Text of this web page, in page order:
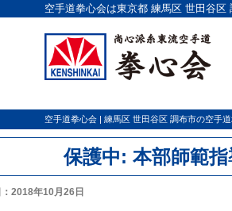
空手道拳心会は東京都 練馬区 世田谷区
空手道拳心会 | 練馬区 世田谷区 調布市の空手
保護中: 本部師範
2018年10月26日